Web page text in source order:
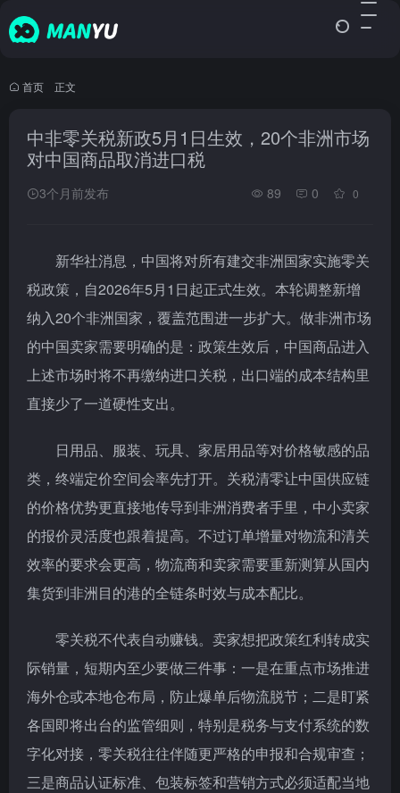
首页 正文
中非零关税新政5月1日生效，20个非洲市场
对中国商品取消进口税
3个月前发布 89 0 0
新华社消息，中国将对所有建交非洲国家实施零关
税政策，自2026年5月1日起正式生效。本轮调整新增
纳入20个非洲国家，覆盖范围进一步扩大。做非洲市场
的中国卖家需要明确的是：政策生效后，中国商品进入
上述市场时将不再缴纳进口关税，出口端的成本结构里
直接少了一道硬性支出。
日用品、服装、玩具、家居用品等对价格敏感的品
类，终端定价空间会率先打开。关税清零让中国供应链
的价格优势更直接地传导到非洲消费者手里，中小卖家
的报价灵活度也跟着提高。不过订单增量对物流和清关
效率的要求会更高，物流商和卖家需要重新测算从国内
集货到非洲目的港的全链条时效与成本配比。
零关税不代表自动赚钱。卖家想把政策红利转成实
际销量，短期内至少要做三件事：一是在重点市场推进
海外仓或本地仓布局，防止爆单后物流脱节；二是盯紧
各国即将出台的监管细则，特别是税务与支付系统的数
字化对接，零关税往往伴随更严格的申报和合规审查；
三是商品认证标准、包装标签和营销方式必须适配当地